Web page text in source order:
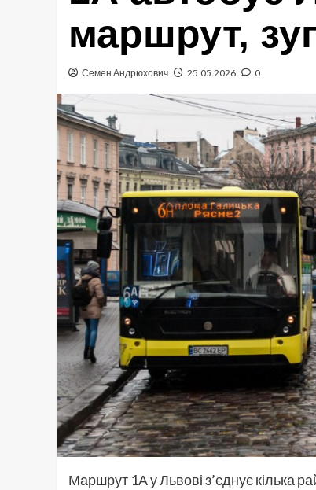
маршрут,
Семен Андрюхович 25.05.2026 0
Маршрут 1А у Львові з’єднує кілька